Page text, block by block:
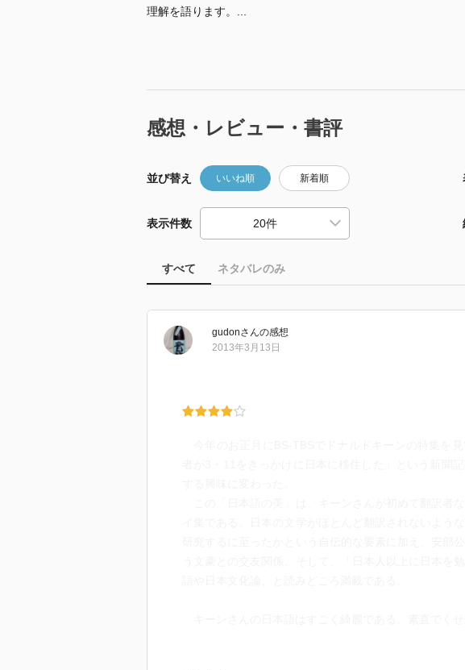
理解を語ります。...
感想・レビュー・書評
並び替え いいね順 新着順
表示件数
すべて ネタバレのみ
gudonさんの感想
2013年3月13日
することが彼の唯一の生き方であったということ。文